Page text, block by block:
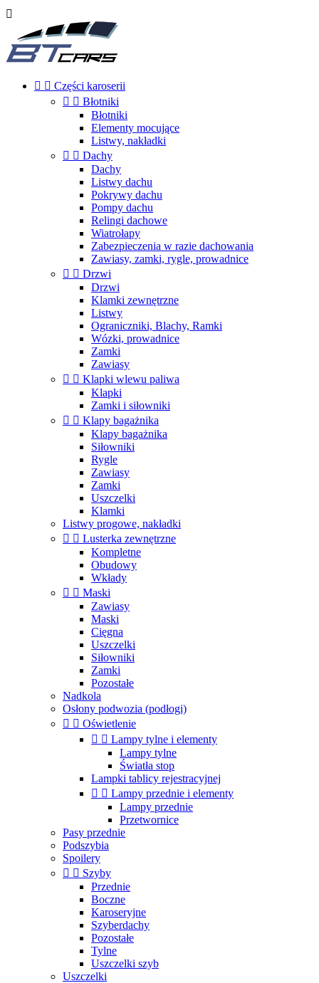

  Części karoserii
  Błotniki
Błotniki
Elementy mocujące
Listwy, nakładki
  Dachy
Dachy
Listwy dachu
Pokrywy dachu
Pompy dachu
Relingi dachowe
Wiatrołapy
Zabezpieczenia w razie dachowania
Zawiasy, zamki, rygle, prowadnice
  Drzwi
Drzwi
Klamki zewnętrzne
Listwy
Ograniczniki, Blachy, Ramki
Wózki, prowadnice
Zamki
Zawiasy
  Klapki wlewu paliwa
Klapki
Zamki i siłowniki
  Klapy bagażnika
Klapy bagażnika
Siłowniki
Rygle
Zawiasy
Zamki
Uszczelki
Klamki
Listwy progowe, nakładki
  Lusterka zewnętrzne
Kompletne
Obudowy
Wkłady
  Maski
Zawiasy
Maski
Cięgna
Uszczelki
Siłowniki
Zamki
Pozostałe
Nadkola
Osłony podwozia (podłogi)
  Oświetlenie
  Lampy tylne i elementy
Lampy tylne
Światła stop
Lampki tablicy rejestracyjnej
  Lampy przednie i elementy
Lampy przednie
Przetwornice
Pasy przednie
Podszybia
Spoilery
  Szyby
Przednie
Boczne
Karoseryjne
Szyberdachy
Pozostałe
Tylne
Uszczelki szyb
Uszczelki